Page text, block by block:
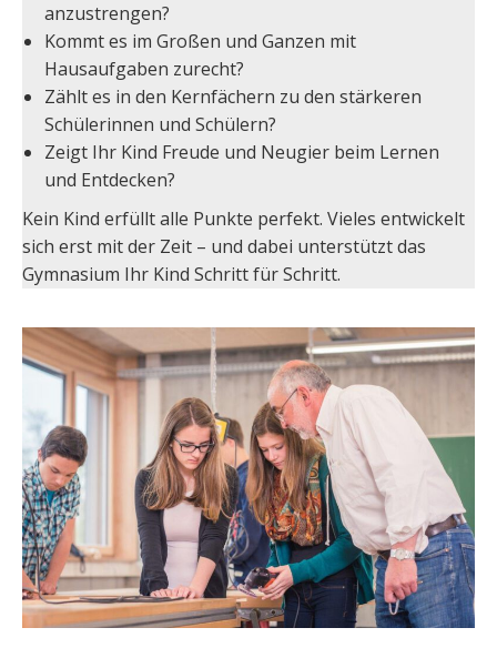
anzustrengen?
Kommt es im Großen und Ganzen mit
Hausaufgaben zurecht?
Zählt es in den Kernfächern zu den stärkeren
Schülerinnen und Schülern?
Zeigt Ihr Kind Freude und Neugier beim Lernen
und Entdecken?
Kein Kind erfüllt alle Punkte perfekt. Vieles entwickelt
sich erst mit der Zeit – und dabei unterstützt das
Gymnasium Ihr Kind Schritt für Schritt.